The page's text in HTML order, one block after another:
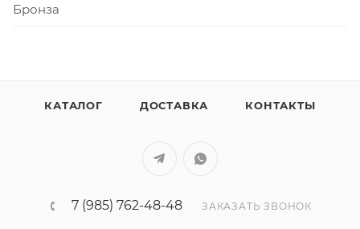
Бронза
КАТАЛОГ ДОСТАВКА КОНТАКТЫ
7 (985) 762-48-48 ЗАКАЗАТЬ ЗВОНОК